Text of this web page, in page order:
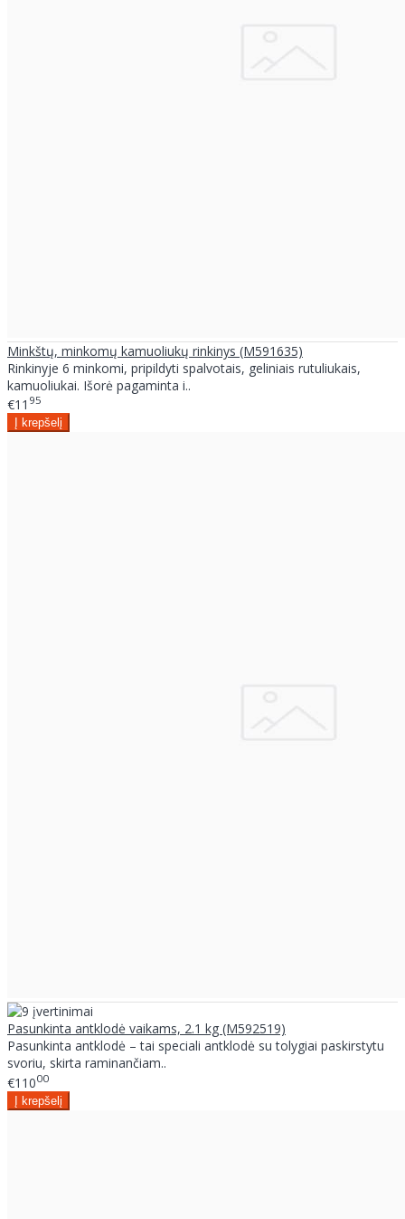
Minkštų, minkomų kamuoliukų rinkinys (M591635)
Rinkinyje 6 minkomi, pripildyti spalvotais, geliniais rutuliukais,
kamuoliukai. Išorė pagaminta i..
€11 95
Pasunkinta antklodė vaikams, 2.1 kg (M592519)
Pasunkinta antklodė – tai speciali antklodė su tolygiai paskirstytu
svoriu, skirta raminančiam..
€11000